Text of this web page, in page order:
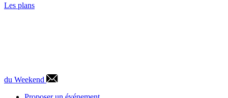
Les plans
du Weekend